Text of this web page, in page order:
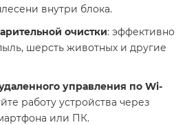
внутри блока.​
очистки: эффективно
шерсть животных и другие
управления по Wi-
работу устройства через
или ПК.